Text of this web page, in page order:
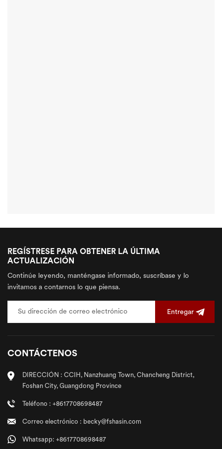
REGÍSTRESE PARA OBTENER LA ÚLTIMA
ACTUALIZACIÓN
Continúe leyendo, manténgase informado, suscríbase y lo
invitamos a contarnos lo que piensa.
Entregar
CONTÁCTENOS
DIRECCIÓN : CCIH, Nanzhuang Town, Chancheng District,
Foshan City, Guangdong Province
Teléfono : +8617708698487
Correo electrónico : becky@fshasin.com
Whatsapp: +8617708698487